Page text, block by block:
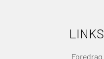
LINKS
Foredrag